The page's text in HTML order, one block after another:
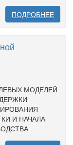
ПОДРОБНЕЕ
МОДЕЛЕЙ
И НАЧАЛА